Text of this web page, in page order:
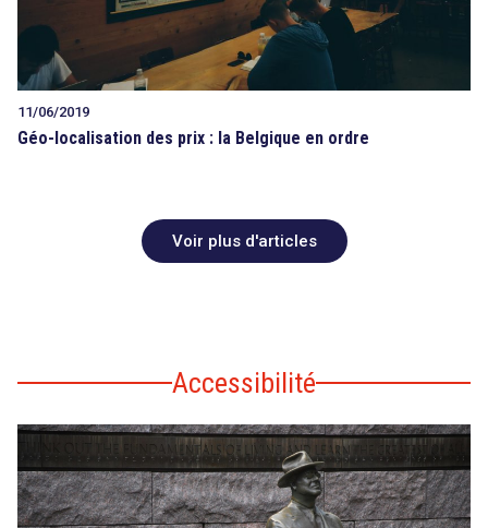
11/06/2019
Géo-localisation des prix : la Belgique en ordre
Voir plus d'articles
Accessibilité